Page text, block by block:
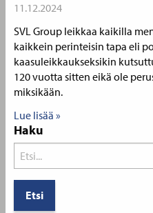
11.12.2024
SVL Group leikkaa kaikilla
kaikkein perinteisin tapa eli
kaasuleikkaukseksikin
120 vuotta sitten eikä ole
miksikään.
Lue lisää »
Haku
Search
for: